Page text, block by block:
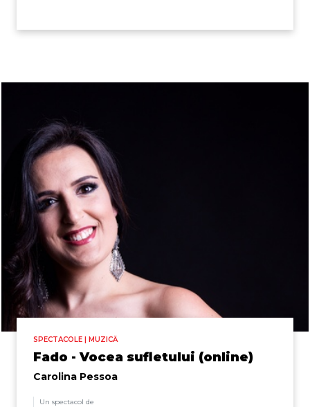
SPECTACOLE | MUZICĂ
Fado - Vocea sufletului (online)
Carolina Pessoa
Un spectacol de